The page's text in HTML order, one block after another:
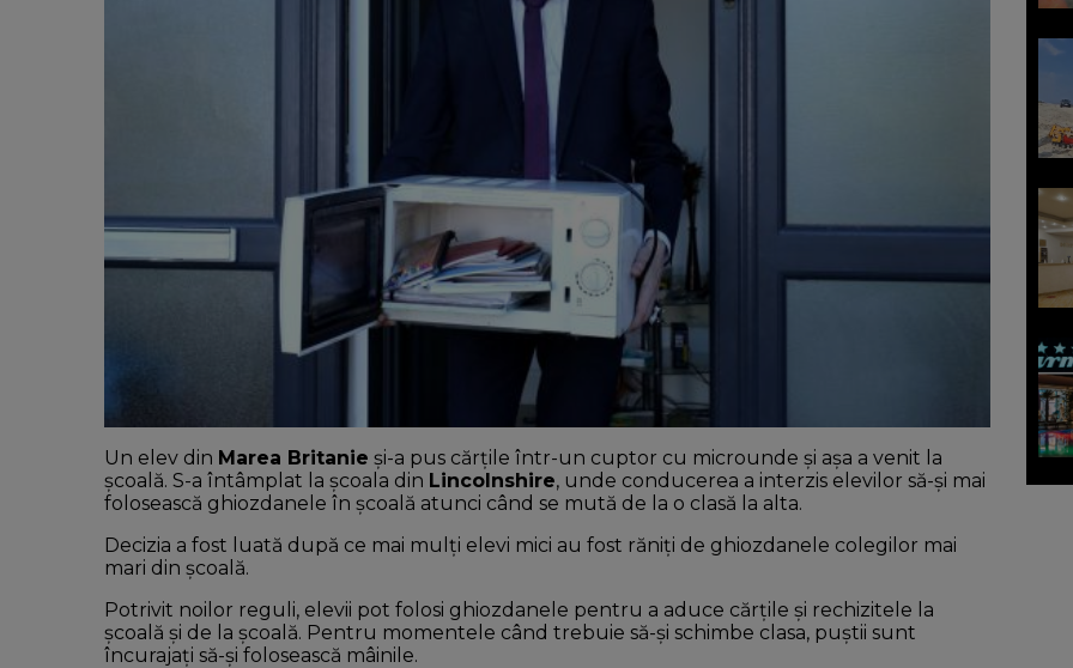
Un elev din Marea Britanie și-a pus cărțile într-un cuptor cu microunde și așa a venit la
școală. S-a întâmplat la școala din Lincolnshire, unde conducerea a interzis elevilor să-și mai
folosească ghiozdanele în școală atunci când se mută de la o clasă la alta.
Decizia a fost luată după ce mai mulți elevi mici au fost răniți de ghiozdanele colegilor mai
mari din școală.
Potrivit noilor reguli, elevii pot folosi ghiozdanele pentru a aduce cărțile și rechizitele la
școală și de la școală. Pentru momentele când trebuie să-și schimbe clasa, puștii sunt
încurajați să-și folosească mâinile.